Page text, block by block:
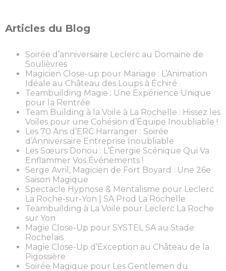
Articles du Blog
Soirée d’anniversaire Leclerc au Domaine de
Soulièvres
Magicien Close-up pour Mariage : L’Animation
Idéale au Château des Loups à Échiré
Teambuilding Magie : Une Expérience Unique
pour la Rentrée
Team Building à la Voile à La Rochelle : Hissez les
Voiles pour une Cohésion d’Équipe Inoubliable !
Les 70 Ans d’ERC Harranger : Soirée
d’Anniversaire Entreprise Inoubliable
Les Sœurs Donou : L’Énergie Scénique Qui Va
Enflammer Vos Événements !
Serge Avril, Magicien de Fort Boyard : Une 26e
Saison Magique
Spectacle Hypnose & Mentalisme pour Leclerc
La Roche-sur-Yon | SA Prod La Rochelle
Teambuilding à La Voile pour Leclerc La Roche
sur Yon
Magie Close-Up pour SYSTEL SA au Stade
Rochelais
Magie Close-Up d’Exception au Château de la
Pigossière
Soirée Magique pour Les Gentlemen du